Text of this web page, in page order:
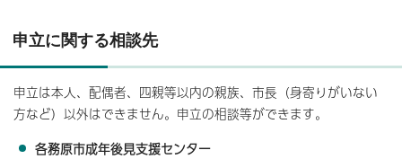
申立に関する相談先
申立は本人、配偶者、四親等以内の親族、市長（身寄りがいない
方など）以外はできません。申立の相談等ができます。
各務原市成年後見支援センター